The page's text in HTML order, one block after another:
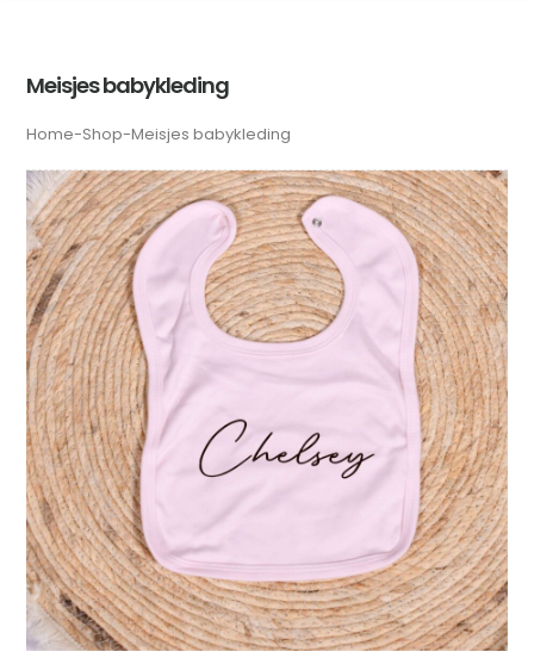
Meisjes babykleding
Home-Shop-Meisjes babykleding